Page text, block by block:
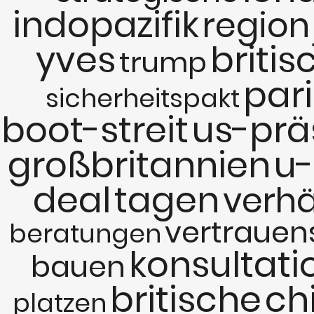
indopazifikregion
yvestrump
sicherheitspakt
boot-streitus-
großbritannien
dealtagen
beratungen
bauen
platzen britische